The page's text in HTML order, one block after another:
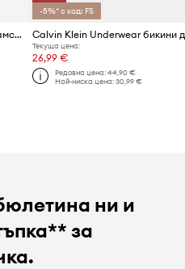
Calvin Klein Underwear бикини дамски от памук с еластан
-5%* с код: FS
Текуща цена:
26,99 €
Редовна цена: 44,90 €
Най-ниска цена: 30,99 €
ни и
за